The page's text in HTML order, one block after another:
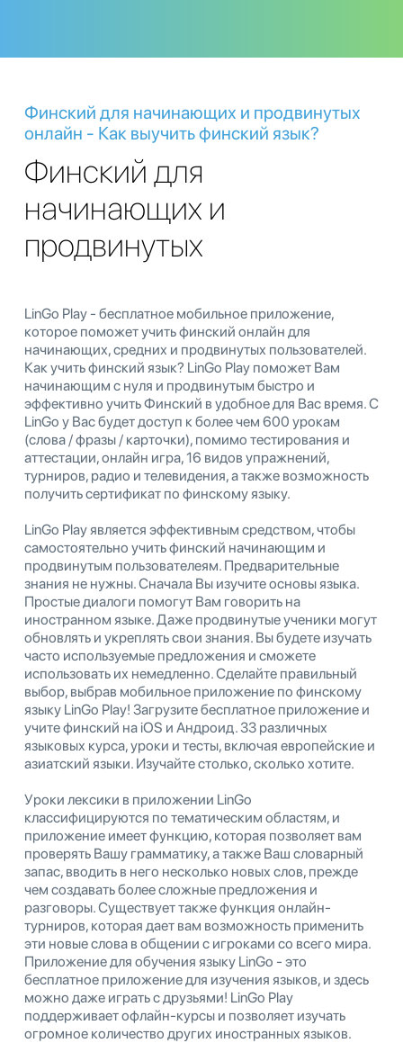
Финский для начинающих и продвинутых
онлайн - Как выучить финский язык?
Финский для
начинающих и
продвинутых
LinGo Play - бесплатное мобильное приложение,
которое поможет учить финский онлайн для
начинающих, средних и продвинутых пользователей.
Как учить финский язык? LinGo Play поможет Вам
начинающим с нуля и продвинутым быстро и
эффективно учить Финский в удобное для Вас время. С
LinGo у Вас будет доступ к более чем 600 урокам
(слова / фразы / карточки), помимо тестирования и
аттестации, онлайн игра, 16 видов упражнений,
турниров, радио и телевидения, а также возможность
получить сертификат по финскому языку.
LinGo Play является эффективным средством, чтобы
самостоятельно учить финский начинающим и
продвинутым пользователеям. Предварительные
знания не нужны. Сначала Вы изучите основы языка.
Простые диалоги помогут Вам говорить на
иностранном языке. Даже продвинутые ученики могут
обновлять и укреплять свои знания. Вы будете изучать
часто используемые предложения и сможете
использовать их немедленно. Сделайте правильный
выбор, выбрав мобильное приложение по финскому
языку LinGo Play! Загрузите бесплатное приложение и
учите финский на iOS и Андроид. 33 различных
языковых курса, уроки и тесты, включая европейские и
азиатский языки. Изучайте столько, сколько хотите.
Уроки лексики в приложении LinGo
классифицируются по тематическим областям, и
приложение имеет функцию, которая позволяет вам
проверять Вашу грамматику, а также Ваш словарный
запас, вводить в него несколько новых слов, прежде
чем создавать более сложные предложения и
разговоры. Существует также функция онлайн-
турниров, которая дает вам возможность применить
эти новые слова в общении с игроками со всего мира.
Приложение для обучения языку LinGo - это
бесплатное приложение для изучения языков, и здесь
можно даже играть с друзьями! LinGo Play
поддерживает офлайн-курсы и позволяет изучать
огромное количество других иностранных языков.